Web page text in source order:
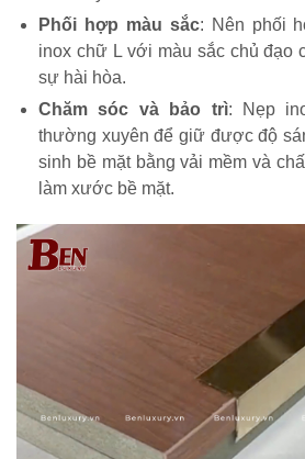
Phối hợp màu sắc: Nên phối
inox chữ L với màu sắc chủ đạo
sự hài hòa.
Chăm sóc và bảo trì: Nẹp
thường xuyên để giữ được độ
sinh bề mặt bằng vải mềm và
làm xước bề mặt.